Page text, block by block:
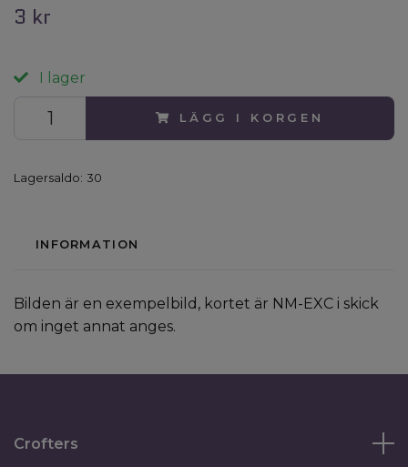
3 kr
I lager
LÄGG I KORGEN
Lagersaldo: 30
INFORMATION
Bilden är en exempelbild, kortet är NM-EXC i skick
om inget annat anges.
Crofters